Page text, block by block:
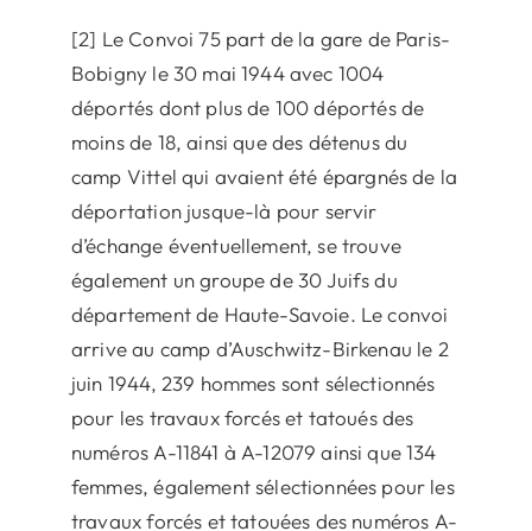
[2] Le Convoi 75 part de la gare de Paris-
Bobigny le 30 mai 1944 avec 1004
déportés dont plus de 100 déportés de
moins de 18, ainsi que des détenus du
camp Vittel qui avaient été épargnés de la
déportation jusque-là pour servir
d’échange éventuellement, se trouve
également un groupe de 30 Juifs du
département de Haute-Savoie. Le convoi
arrive au camp d’Auschwitz-Birkenau le 2
juin 1944, 239 hommes sont sélectionnés
pour les travaux forcés et tatoués des
numéros A-11841 à A-12079 ainsi que 134
femmes, également sélectionnées pour les
travaux forcés et tatouées des numéros A-